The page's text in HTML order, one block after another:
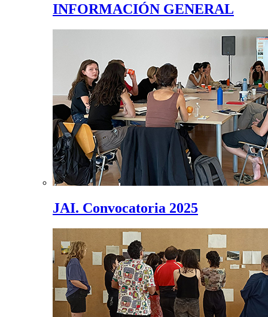
INFORMACIÓN GENERAL
JAI. Convocatoria 2025